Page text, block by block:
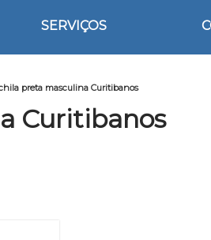
SERVIÇOS
preta masculina Curitibanos
Curitibanos